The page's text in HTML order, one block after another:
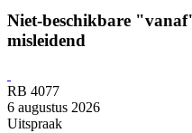
Niet-beschikbare
misleidend
RB 4077
6 augustus 2026
Uitspraak